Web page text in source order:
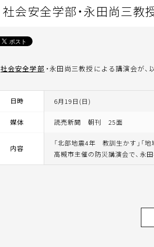
社会安全学部・永田尚三
社会安全学部 ・永田尚三教授による講演会が
日時 6月19日(日)
媒体 読売新聞 朝刊 25面
内容
「北部地震4年 教訓生かす」「
高槻市主催の防災講演会で、永